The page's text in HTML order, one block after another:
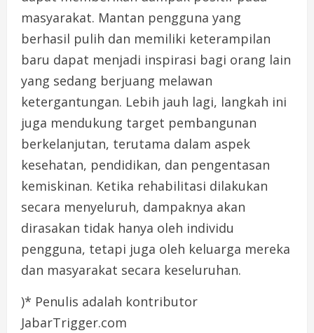
masyarakat. Mantan pengguna yang
berhasil pulih dan memiliki keterampilan
baru dapat menjadi inspirasi bagi orang lain
yang sedang berjuang melawan
ketergantungan. Lebih jauh lagi, langkah ini
juga mendukung target pembangunan
berkelanjutan, terutama dalam aspek
kesehatan, pendidikan, dan pengentasan
kemiskinan. Ketika rehabilitasi dilakukan
secara menyeluruh, dampaknya akan
dirasakan tidak hanya oleh individu
pengguna, tetapi juga oleh keluarga mereka
dan masyarakat secara keseluruhan.
)* Penulis adalah kontributor
JabarTrigger.com